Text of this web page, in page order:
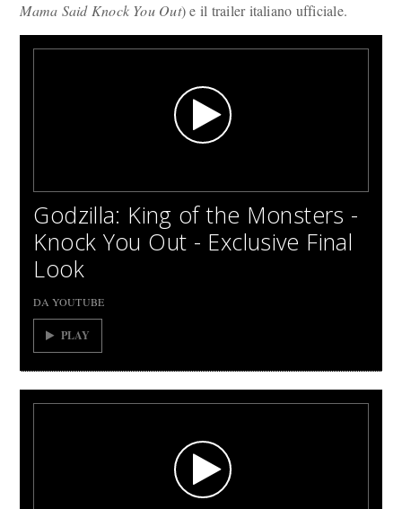
Mama Said Knock You Out) e il trailer italiano ufficiale.
Godzilla: King of the Monsters -
Knock You Out - Exclusive Final
Look
DA YOUTUBE
PLAY